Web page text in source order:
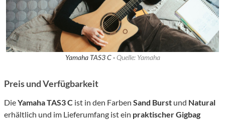
Yamaha TAS3 C · Quelle: Yamaha
Preis und Verfügbarkeit
DieYamaha TAS3 C ist in den Farben Sand Burst und Natural
erhältlich und im Lieferumfang ist ein praktischer Gigbag